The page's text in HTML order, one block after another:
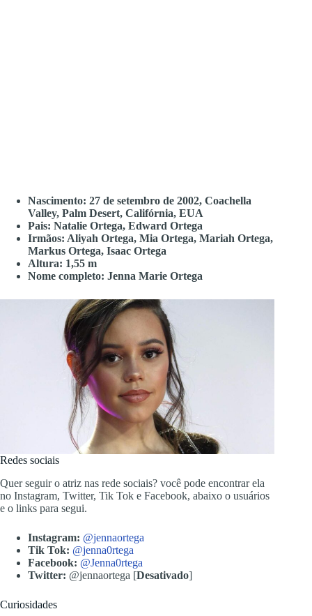
Nascimento: 27 de setembro de 2002, Coachella
Valley, Palm Desert, Califórnia, EUA
Pais: Natalie Ortega, Edward Ortega
Irmãos: Aliyah Ortega, Mia Ortega, Mariah Ortega,
Markus Ortega, Isaac Ortega
Altura: 1,55 m
Nome completo: Jenna Marie Ortega
Redes sociais
Quer seguir o atriz nas rede sociais? você pode encontrar ela
no Instagram, Twitter, Tik Tok e Facebook, abaixo o usuários
e o links para segui.
Instagram: @jennaortega
Tik Tok: @jenna0rtega
Facebook: @Jenna0rtega
Twitter: @jennaortega [Desativado]
Curiosidades